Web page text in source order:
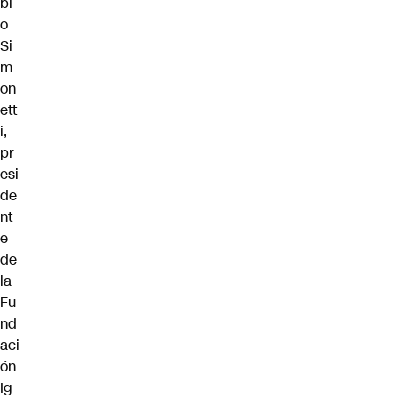
o
Si
m
on
ett
i,
pr
esi
de
nt
e
de
la
Fu
nd
aci
ón
Ig